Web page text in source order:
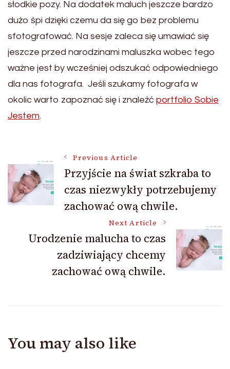
słodkie pozy. Na dodatek maluch jeszcze bardzo
dużo śpi dzięki czemu da się go bez problemu
sfotografować. Na sesje zaleca się umawiać się
jeszcze przed narodzinami maluszka wobec tego
ważne jest by wcześniej odszukać odpowiedniego
dla nas fotografa. Jeśli szukamy fotografa w
okolic warto zapoznać się i znaleźć portfolio Sobie
Jestem.
Post
Navigation
Previous Article
Przyjście na świat szkraba to
czas niezwykły potrzebujemy
zachować ową chwile.
Next Article
Urodzenie malucha to czas
zadziwiający chcemy
zachować ową chwile.
You may also like